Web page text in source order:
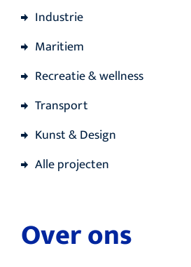
Industrie
Maritiem
Recreatie & wellness
Transport
Kunst & Design
Alle projecten
Over ons